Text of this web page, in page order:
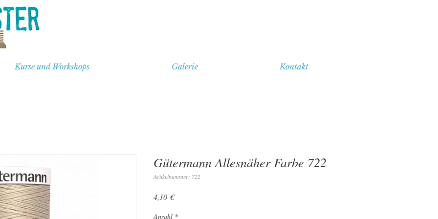
Kurse und Workshops Galerie Kontakt
Gütermann Allesnäher Farbe 722
Artikelnummer: 722
4,10 €Preis
Anzahl *